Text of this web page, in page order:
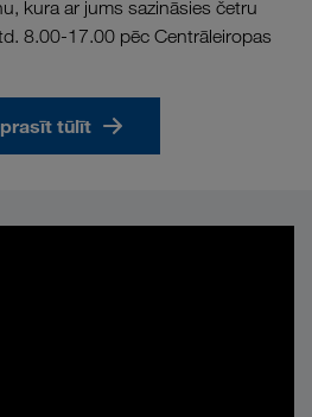
kura ar jums sazināsies četru
8.00-17.00 pēc Centrāleiropas
tūlīt